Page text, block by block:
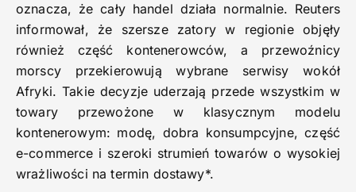
oznacza, że cały handel działa normalnie. Reuters
informował, że szersze zatory w regionie objęły
również część kontenerowców, a przewoźnicy
morscy przekierowują wybrane serwisy wokół
Afryki. Takie decyzje uderzają przede wszystkim w
towary przewożone w klasycznym modelu
kontenerowym: modę, dobra konsumpcyjne, część
e-commerce i szeroki strumień towarów o wysokiej
wrażliwości na termin dostawy*.